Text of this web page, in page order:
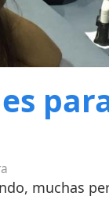
muchas